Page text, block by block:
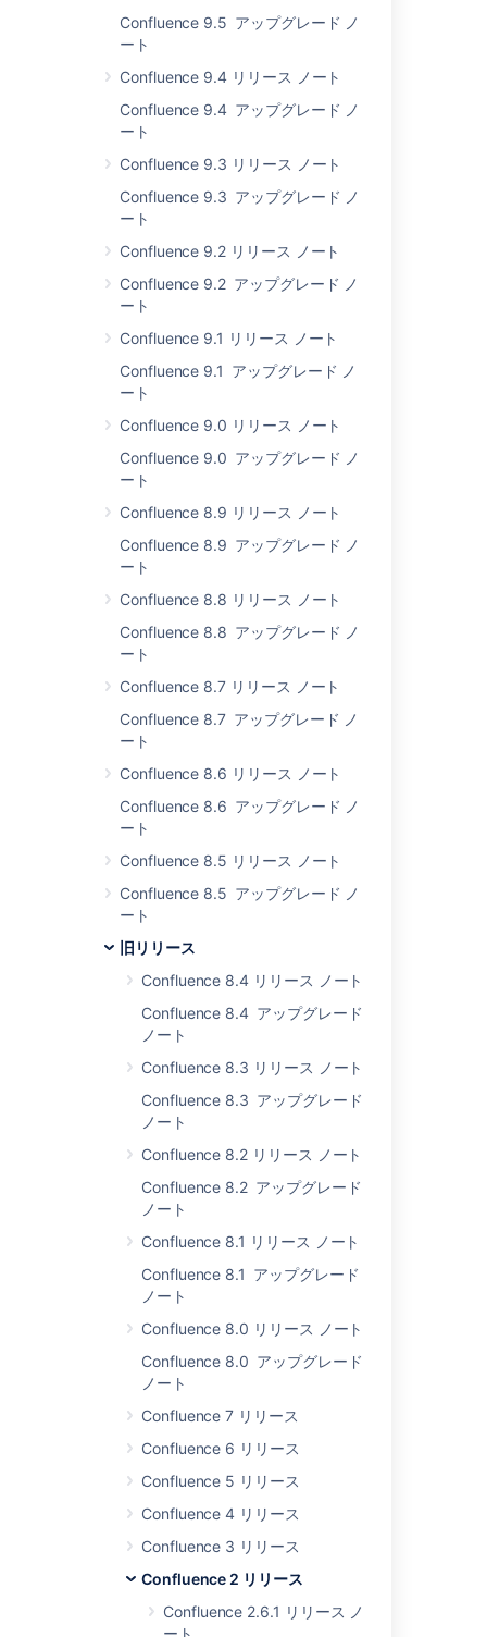
Confluence 9.5 アップグレード ノ
ート
Confluence 9.4 リリース ノート
Confluence 9.4 アップグレード ノ
ート
Confluence 9.3 リリース ノート
Confluence 9.3 アップグレード ノ
ート
Confluence 9.2 リリース ノート
Confluence 9.2 アップグレード ノ
ート
Confluence 9.1 リリース ノート
Confluence 9.1 アップグレード ノ
ート
Confluence 9.0 リリース ノート
Confluence 9.0 アップグレード ノ
ート
Confluence 8.9 リリース ノート
Confluence 8.9 アップグレード ノ
ート
Confluence 8.8 リリース ノート
Confluence 8.8 アップグレード ノ
ート
Confluence 8.7 リリース ノート
Confluence 8.7 アップグレード ノ
ート
Confluence 8.6 リリース ノート
Confluence 8.6 アップグレード ノ
ート
Confluence 8.5 リリース ノート
Confluence 8.5 アップグレード ノ
ート
旧リリース
Confluence 8.4 リリース ノート
Confluence 8.4 アップグレード
ノート
Confluence 8.3 リリース ノート
Confluence 8.3 アップグレード
ノート
Confluence 8.2 リリース ノート
Confluence 8.2 アップグレード
ノート
Confluence 8.1 リリース ノート
Confluence 8.1 アップグレード
ノート
Confluence 8.0 リリース ノート
Confluence 8.0 アップグレード
ノート
Confluence 7 リリース
Confluence 6 リリース
Confluence 5 リリース
Confluence 4 リリース
Confluence 3 リリース
Confluence 2 リリース
Confluence 2.6.1 リリース ノ
ート
Thank you for all your
issues and votes.
Keep on
logging
この新しいリリースのいく
つかのおすすめポイント
を、以下にハイライトしま
And there's more.
Confluence 2.7 への
アップグレード
Upgrading
Confluence should be
fairly straightforward.
We strongly
recommend that you
back up your
confluence.home
directory and
database before
upgrading!
Please refer to the
upgrade instructions .
There you will find
instructions on
upgrading, and
details of the
following:
プラグインを使
用している場合
前に徹底的にテ
ストしてくださ
Resin アプリケ
ーション サーバ
ーを使用してい
ーサーを使用す
るように Resin
を設定する必要
があります。
upgrading, you
should consider
JIRA/Confluence
trusted
warnings.
Your users will
be
migrated to
AtlassianUser
during the
upgrade
process.
All users and
groups with the
old 'Administer
Confluence'
permission will
be converted
to the new
'System